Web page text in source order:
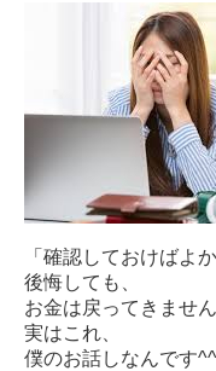
「確認しておけばよ
後悔しても、
お金は戻ってきません
実はこれ、
僕のお話しなんです